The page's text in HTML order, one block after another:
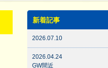
新着記事
2026.07.10
2026.04.24
GW間近